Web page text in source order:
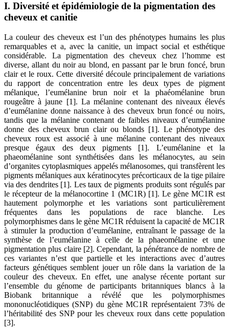
I. Diversité et épidémiologie de la pigmentation des
cheveux et canitie
La couleur des cheveux est l’un des phénotypes humains les plus
remarquables et a, avec la canitie, un impact social et esthétique
considérable. La pigmentation des cheveux chez l’homme est
diverse, allant du noir au blond, en passant par le brun foncé, brun
clair et le roux. Cette diversité découle principalement de variations
du rapport de concentration entre les deux types de pigment
mélanique, l’eumélanine brun noir et la phaéomélanine brun
rougeâtre à jaune [1]. La mélanine contenant des niveaux élevés
d’eumélanine donne naissance à des cheveux brun foncé ou noirs,
tandis que la mélanine contenant de faibles niveaux d’eumélanine
donne des cheveux brun clair ou blonds [1]. Le phénotype des
cheveux roux est associé à une mélanine contenant des niveaux
presque égaux des deux pigments [1]. L’eumélanine et la
phaeomélanine sont synthétisées dans les mélanocytes, au sein
d’organites cytoplasmiques appelés mélanosomes, qui transfèrent les
pigments mélaniques aux kératinocytes précorticaux de la tige pilaire
via des dendrites [1]. Les taux de pigments produits sont régulés par
le récepteur de la mélanocortine 1 (MC1R) [1]. Le gène MC1R est
hautement polymorphe et les variations sont particulièrement
fréquentes dans les populations de race blanche. Les
polymorphismes dans le gène MC1R réduisent la capacité de MC1R
à stimuler la production d’eumélanine, entraînant le passage de la
synthèse de l’eumélanine à celle de la phaeomélanine et une
pigmentation plus claire [2]. Cependant, la pénétrance de nombre de
ces variantes n’est que partielle et les interactions avec d’autres
facteurs génétiques semblent jouer un rôle dans la variation de la
couleur des cheveux. En effet, une analyse récente portant sur
l’ensemble du génome de participants britanniques blancs à la
Biobank britannique a révélé que les polymorphismes
mononucléotidiques (SNP) du gène MC1R représentaient 73% de
l’héritabilité des SNP pour les cheveux roux dans cette population
[3].